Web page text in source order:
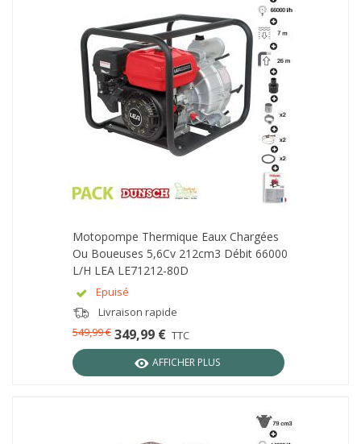
Motopompe Thermique Eaux Chargées
Ou Boueuses 5,6Cv 212cm3 Débit 66000
L/h LEA LE71212-80D
Epuisé
Livraison rapide
349,99 € TTC
549,99 €
AFFICHER PLUS